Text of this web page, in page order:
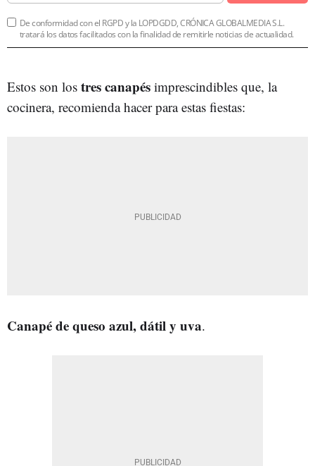
De conformidad con el RGPD y la LOPDGDD, CRÓNICA GLOBALMEDIA S.L.
tratará los datos facilitados con la finalidad de remitirle noticias de actualidad.
Estos son los tres canapés imprescindibles que, la
cocinera, recomienda hacer para estas fiestas:
Canapé de queso azul, dátil y uva.